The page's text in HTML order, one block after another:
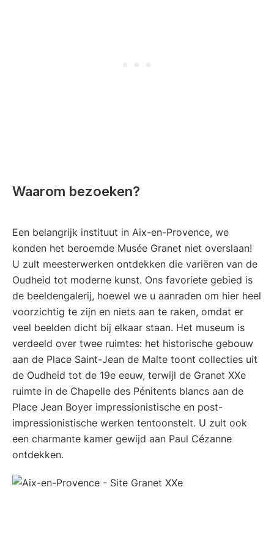
Waarom bezoeken?
Een belangrijk instituut in Aix-en-Provence, we
konden het beroemde Musée Granet niet overslaan!
U zult meesterwerken ontdekken die variëren van de
Oudheid tot moderne kunst. Ons favoriete gebied is
de beeldengalerij, hoewel we u aanraden om hier heel
voorzichtig te zijn en niets aan te raken, omdat er
veel beelden dicht bij elkaar staan. Het museum is
verdeeld over twee ruimtes: het historische gebouw
aan de Place Saint-Jean de Malte toont collecties uit
de Oudheid tot de 19e eeuw, terwijl de Granet XXe
ruimte in de Chapelle des Pénitents blancs aan de
Place Jean Boyer impressionistische en post-
impressionistische werken tentoonstelt. U zult ook
een charmante kamer gewijd aan Paul Cézanne
ontdekken.